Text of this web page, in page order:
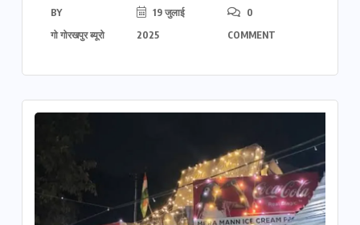
BY
गो गोरखपुर ब्यूरो
19 जुलाई
2025
0
COMMENT